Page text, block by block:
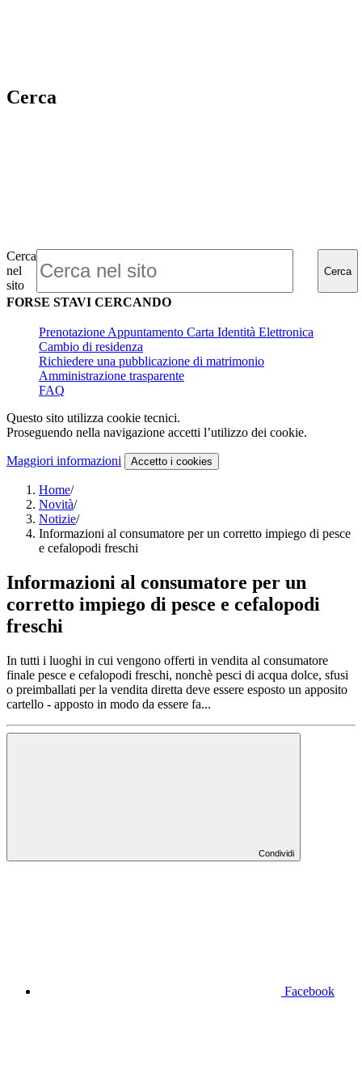
Cerca
Cerca
nel
sito
Cerca
FORSE STAVI CERCANDO
Prenotazione Appuntamento Carta Identità Elettronica
Cambio di residenza
Richiedere una pubblicazione di matrimonio
Amministrazione trasparente
FAQ
Questo sito utilizza cookie tecnici.
Proseguendo nella navigazione accetti l’utilizzo dei cookie.
Maggiori informazioni Accetto i cookies
Home/
Novità/
Notizie/
Informazioni al consumatore per un corretto impiego di pesce
e cefalopodi freschi
Informazioni al consumatore per un
corretto impiego di pesce e cefalopodi
freschi
In tutti i luoghi in cui vengono offerti in vendita al consumatore
finale pesce e cefalopodi freschi, nonchè pesci di acqua dolce, sfusi
o preimballati per la vendita diretta deve essere esposto un apposito
cartello - apposto in modo da essere fa...
Condividi
Facebook